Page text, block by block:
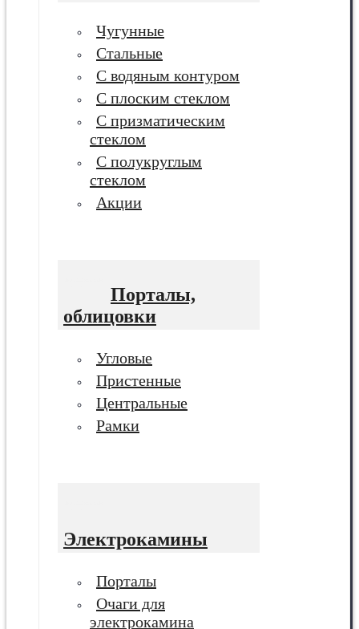
Чугунные
Стальные
С водяным контуром
С плоским стеклом
С призматическим
стеклом
С полукруглым
стеклом
Акции
Порталы,
облицовки
Угловые
Пристенные
Центральные
Рамки
Электрокамины
Порталы
Очаги для
электрокамина